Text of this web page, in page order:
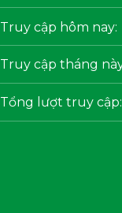
Truy cập hôm nay:
Truy cập tháng
Tổng lượt truy cập: